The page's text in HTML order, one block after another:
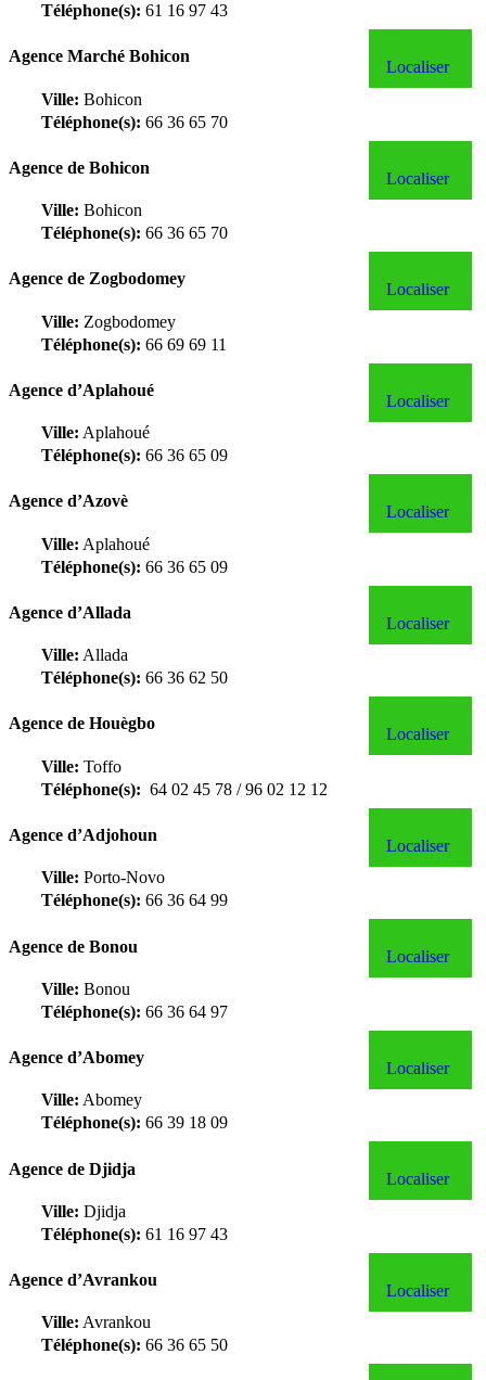
Téléphone(s): 61 16 97 43
Agence Marché Bohicon
Ville: Bohicon
Téléphone(s): 66 36 65 70
Localiser
Agence de Bohicon
Ville: Bohicon
Téléphone(s): 66 36 65 70
Localiser
Agence de Zogbodomey
Ville: Zogbodomey
Téléphone(s): 66 69 69 11
Localiser
Agence d’Aplahoué
Ville: Aplahoué
Téléphone(s): 66 36 65 09
Localiser
Agence d’Azovè
Ville: Aplahoué
Téléphone(s): 66 36 65 09
Localiser
Agence d’Allada
Ville: Allada
Téléphone(s): 66 36 62 50
Localiser
Agence de Houègbo
Ville: Toffo
Téléphone(s): 64 02 45 78 / 96 02 12 12
Localiser
Agence d’Adjohoun
Ville: Porto-Novo
Téléphone(s): 66 36 64 99
Localiser
Agence de Bonou
Ville: Bonou
Téléphone(s): 66 36 64 97
Localiser
Agence d’Abomey
Ville: Abomey
Téléphone(s): 66 39 18 09
Localiser
Agence de Djidja
Ville: Djidja
Téléphone(s): 61 16 97 43
Localiser
Agence d’Avrankou
Ville: Avrankou
Téléphone(s): 66 36 65 50
Localiser